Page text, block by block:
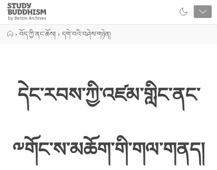
Close
Study
Buddhism
Home
› བོད་ཀྱི་ནང་ཆོས། › དགེ་བའི་བཤེས་གཉེན།
དེང་རབས་ཀྱི་འཛམ་གླིང་ནང་
༸གོང་ས་མཆོག་གི་གལ་གནད།